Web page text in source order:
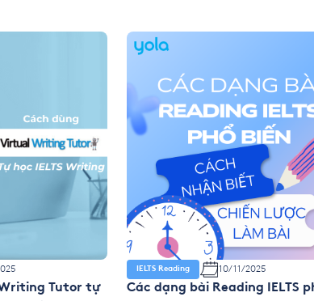
Tutor tự
IELTS Reading 10/11/2025
Các dạng bài Reading IELTS